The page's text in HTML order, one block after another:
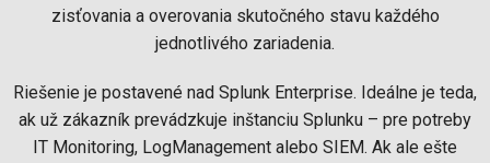
zisťovania a overovania skutočného stavu každého
jednotlivého zariadenia.
Riešenie je postavené nad Splunk Enterprise. Ideálne je teda,
ak už zákazník prevádzkuje inštanciu Splunku – pre potreby
IT Monitoring, LogManagement alebo SIEM. Ak ale ešte